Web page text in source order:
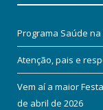
Programa Saúde na
Atenção, pais e
Vem aí a maior
de abril de 2026